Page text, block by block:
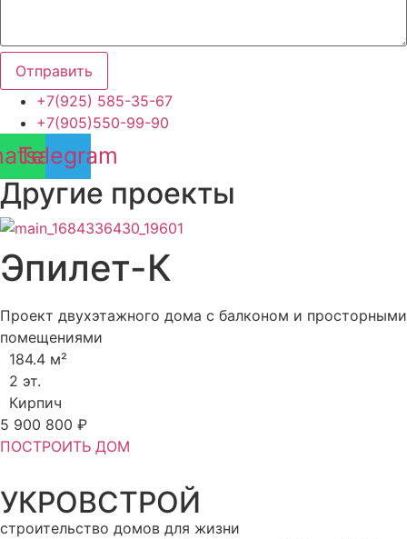
Отправить
+7(925) 585-35-67
+7(905)550-99-90
Telegram
Другие проекты
Эпилет-К
Проект двухэтажного дома с балконом и просторными
помещениями
184.4 м²
2 эт.
Кирпич
5 900 800 ₽
ПОСТРОИТЬ ДОМ
УКРОВСТРОЙ
строительство домов для жизни